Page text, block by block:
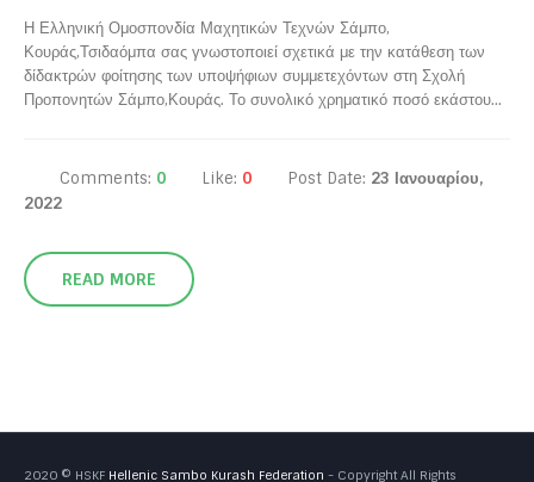
Η Ελληνική Ομοσπονδία Μαχητικών Τεχνών Σάμπο,
Κουράς,Τσιδαόμπα σας γνωστοποιεί σχετικά με την κατάθεση των
δίδακτρών φοίτησης των υποψήφιων συμμετεχόντων στη Σχολή
Προπονητών Σάμπο,Κουράς. Το συνολικό χρηματικό ποσό εκάστου...
Comments: 0 Like: 0 Post Date: 23 Ιανουαρίου,
2022
READ MORE
2020 © HSKF Hellenic Sambo Kurash Federation - Copyright All Rights